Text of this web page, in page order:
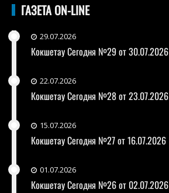
ГАЗЕТА ON-LINE
29.07.2026
Кокшетау Сегодня №29 от 30.07.2026
22.07.2026
Кокшетау Сегодня №28 от 23.07.2026
15.07.2026
Кокшетау Сегодня №27 от 16.07.2026
01.07.2026
Кокшетау Сегодня №26 от 02.07.2026